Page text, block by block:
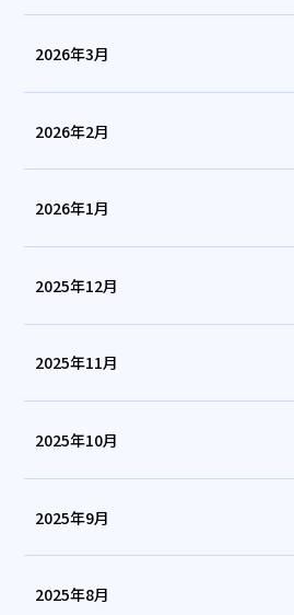
2026年3月
2026年2月
2026年1月
2025年12月
2025年11月
2025年10月
2025年9月
2025年8月